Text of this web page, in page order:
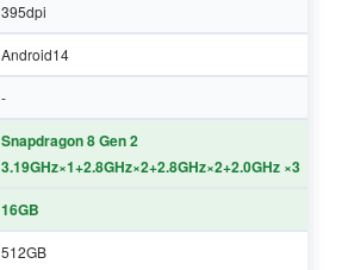
395dpi
Android14
-
Snapdragon 8 Gen 2
3.19GHz×1+2.8GHz×2+2.8GHz×2+2.0GHz ×3【
16GB
512GB